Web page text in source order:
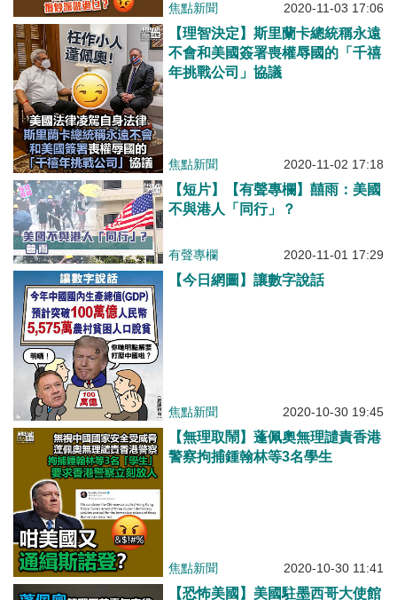
焦點新聞 2020-11-03 17:06
【理智決定】斯里蘭卡總統稱永遠
不會和美國簽署喪權辱國的「千禧
年挑戰公司」協議
焦點新聞 2020-11-02 17:18
【短片】【有聲專欄】囍雨：美國
不與港人「同行」？
有聲專欄 2020-11-01 17:29
【今日網圖】讓數字說話
焦點新聞 2020-10-30 19:45
【無理取鬧】蓬佩奧無理譴責香港
警察拘捕鍾翰林等3名學生
焦點新聞 2020-10-30 11:41
【恐怖美國】美國駐墨西哥大使館